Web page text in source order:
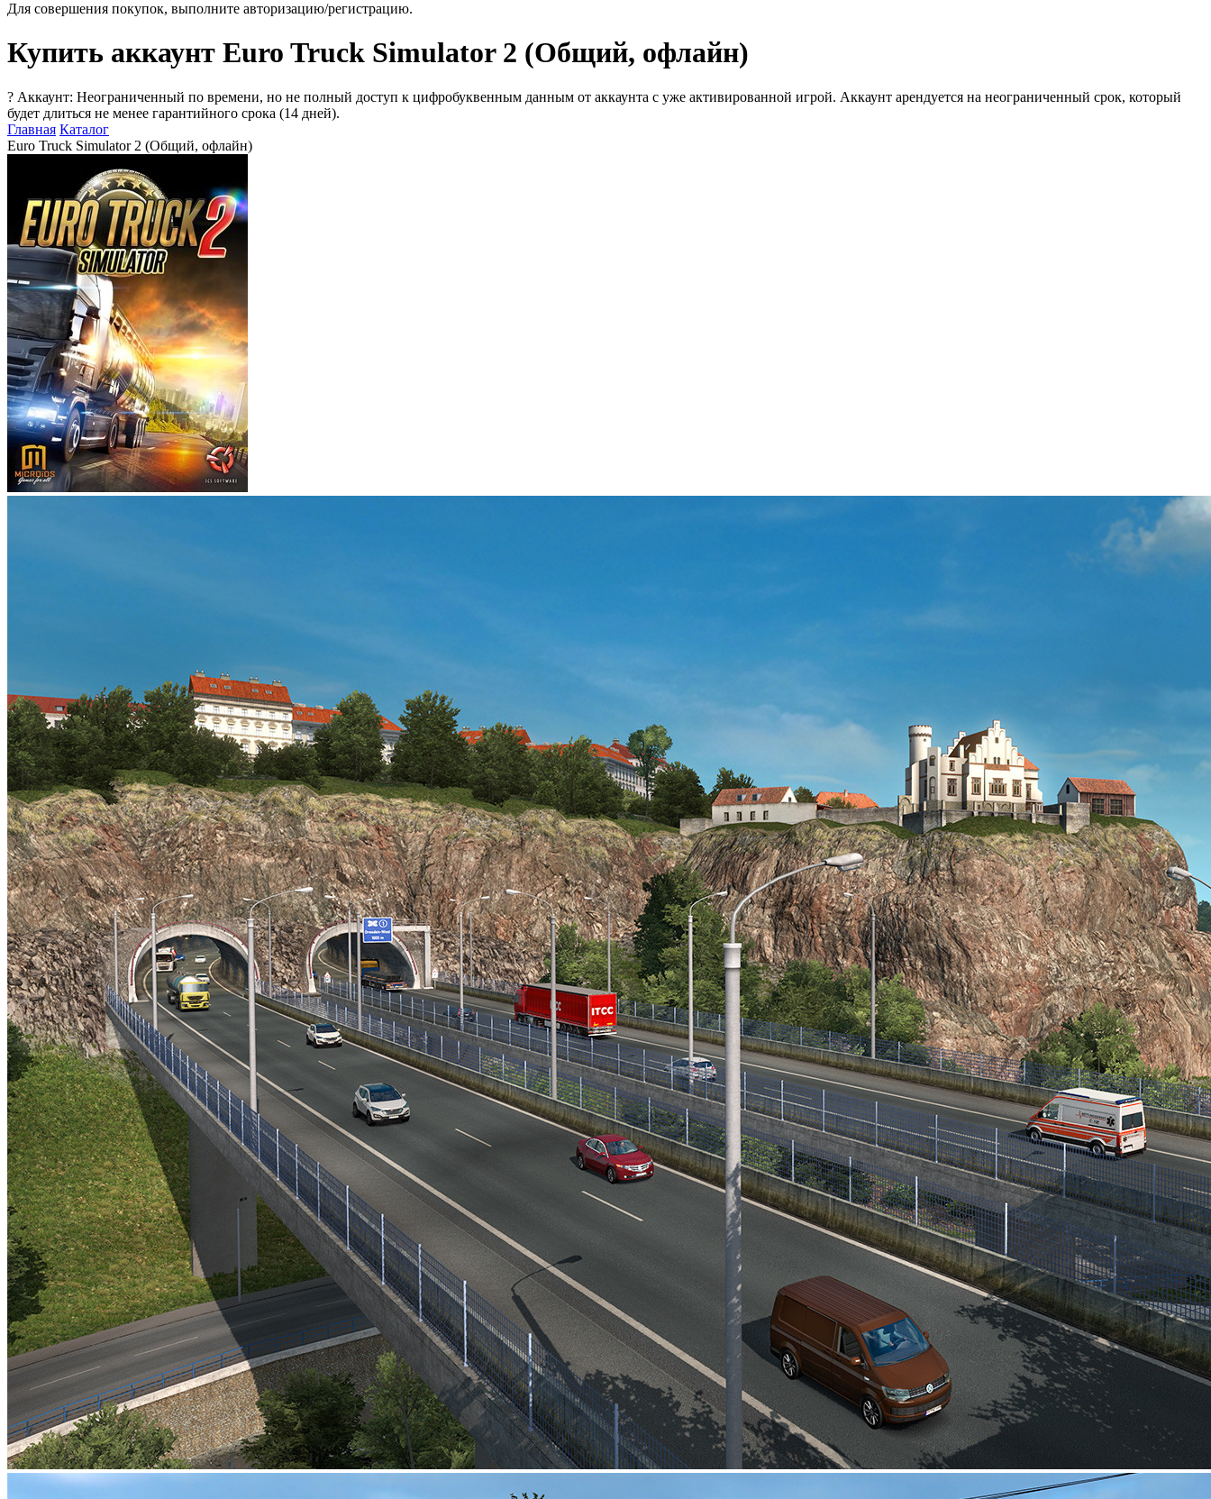
Для совершения покупок, выполните авторизацию/регистрацию.
Купить аккаунт Euro Truck Simulator 2 (Общий, офлайн)
? Аккаунт: Неограниченный по времени, но не полный доступ к цифробуквенным данным от аккаунта с уже активированной игрой. Аккаунт арендуется на неограниченный срок, который
будет длиться не менее гарантийного срока (14 дней).
Главная Каталог
Euro Truck Simulator 2 (Общий, офлайн)